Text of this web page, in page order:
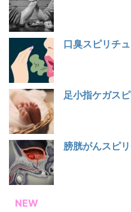
口臭スピリチ
足小指ケガス
膀胱がんスピ
NEW